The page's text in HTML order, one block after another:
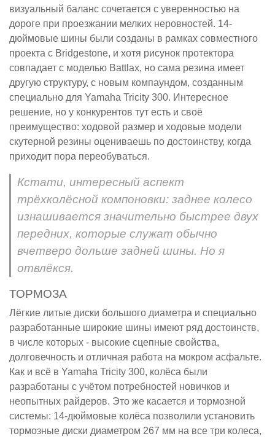
визуальный баланс сочетается с уверенностью на
дороге при проезжании мелких неровностей. 14-
дюймовые шины были созданы в рамках совместного
проекта с Bridgestone, и хотя рисунок протектора
совпадает с моделью Battlax, но сама резина имеет
другую структуру, с новым компаундом, созданным
специально для Yamaha Tricity 300. Интересное
решение, но у конкурентов тут есть и своё
преимущество: ходовой размер и ходовые модели
скутерной резины оцениваешь по достоинству, когда
приходит пора переобуваться.
Кстати, интересный аспект
трёхколёсной компоновки: заднее колесо
изнашивается значительно быстрее двух
передних, которые служат обычно
вчетверо дольше задней шины. Но я
отвлёкся.
ТОРМОЗА
Лёгкие литые диски большого диаметра и специально
разработанные широкие шины имеют ряд достоинств,
в числе которых - высокие сцепные свойства,
долговечность и отличная работа на мокром асфальте.
Как и всё в Yamaha Tricity 300, колёса были
разработаны с учётом потребностей новичков и
неопытных райдеров. Это же касается и тормозной
системы: 14-дюймовые колёса позволили установить
тормозные диски диаметром 267 мм на все три колеса,